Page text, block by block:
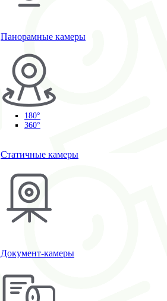
Панорамные камеры
180°
360°
Статичные камеры
Документ-камеры